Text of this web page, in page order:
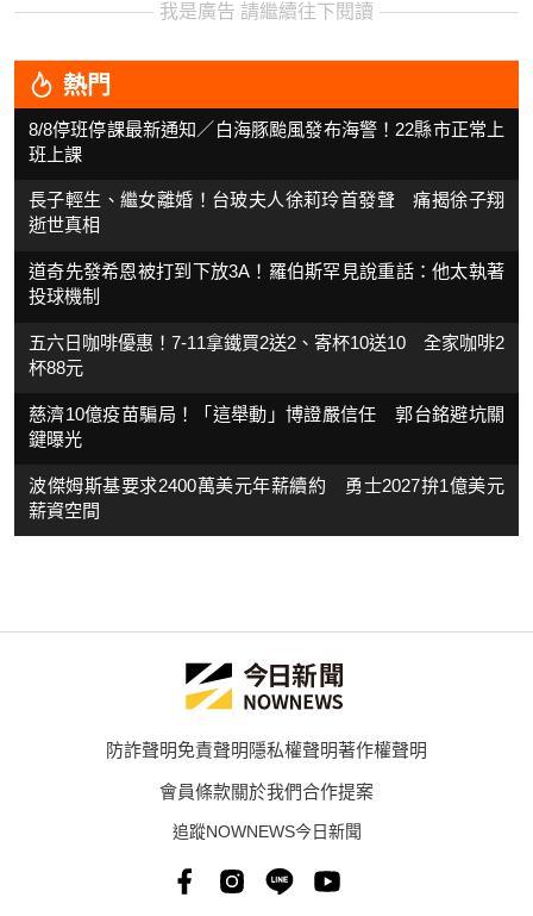
我是廣告 請繼續往下閱讀
熱門
8/8停班停課最新通知／白海豚颱風發布海警！22縣市正常上
班上課
長子輕生、繼女離婚！台玻夫人徐莉玲首發聲 痛揭徐子翔
逝世真相
道奇先發希恩被打到下放3A！羅伯斯罕見說重話：他太執著
投球機制
五六日咖啡優惠！7-11拿鐵買2送2、寄杯10送10 全家咖啡2
杯88元
慈濟10億疫苗騙局！「這舉動」博證嚴信任 郭台銘避坑關
鍵曝光
波傑姆斯基要求2400萬美元年薪續約 勇士2027拚1億美元
薪資空間
防詐聲明免責聲明隱私權聲明著作權聲明
會員條款關於我們合作提案
追蹤NOWNEWS今日新聞